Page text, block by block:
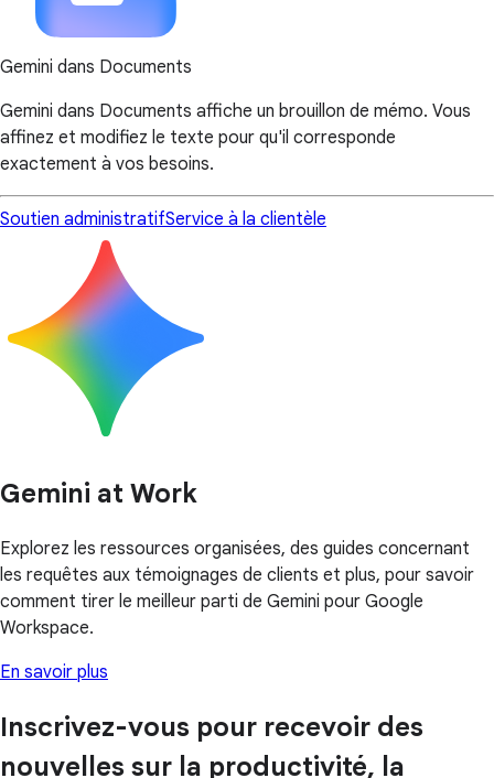
Gemini dans Documents
Gemini dans Documents affiche un brouillon de mémo. Vous
affinez et modifiez le texte pour qu'il corresponde
exactement à vos besoins.
Soutien administratifService à la clientèle
Gemini at Work
Explorez les ressources organisées, des guides concernant
les requêtes aux témoignages de clients et plus, pour savoir
comment tirer le meilleur parti de Gemini pour Google
Workspace.
En savoir plus
Inscrivez-vous pour recevoir des
nouvelles sur la productivité, la